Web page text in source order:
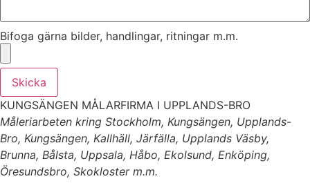
Bifoga gärna bilder, handlingar, ritningar m.m.
Skicka
KUNGSÄNGEN MÅLARFIRMA I UPPLANDS-BRO
Måleriarbeten kring Stockholm, Kungsängen, Upplands-
Bro, Kungsängen, Kallhäll, Järfälla, Upplands Väsby,
Brunna, Bålsta, Uppsala, Håbo, Ekolsund, Enköping,
Öresundsbro, Skokloster m.m.